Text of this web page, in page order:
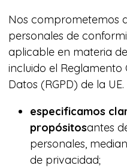
Nos comprometemos
personales de
aplicable en materia
incluido el Reglamento
Datos (RGPD) de la
especificamos
propósitosantes
personales,
de privacidad;